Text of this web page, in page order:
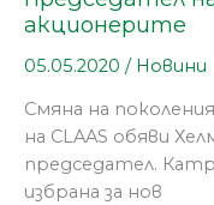
акционерите
05.05.2020 / Новини
Смяна на
на CLAAS обяви
председател.
избрана за нов